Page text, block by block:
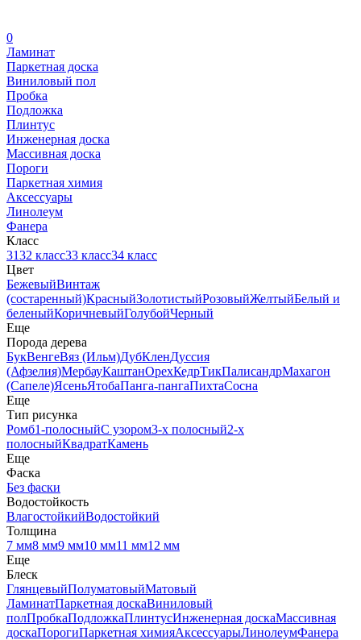
0
Ламинат
Паркетная доска
Виниловый пол
Пробка
Подложка
Плинтус
Инженерная доска
Массивная доска
Пороги
Паркетная химия
Аксессуары
Линолеум
Фанера
Класс
3132 класс33 класс34 класс
Цвет
БежевыйВинтаж
(состаренный)КрасныйЗолотистыйРозовыйЖелтыйБелый и
беленыйКоричневыйГолубойЧерный
Еще
Порода дерева
БукВенгеВяз (Ильм)ДубКленДуссия
(Афзелия)МербауКаштанОрехКедрТикПалисандрМахагон
(Сапеле)ЯсеньЯтобаПанга-пангаПихтаСосна
Еще
Тип рисунка
Ромб1-полосныйС узором3-х полосный2-х
полосныйКвадратКамень
Еще
Фаска
Без фаски
Водостойкость
ВлагостойкийВодостойкий
Толщина
7 мм8 мм9 мм10 мм11 мм12 мм
Еще
Блеск
ГлянцевыйПолуматовыйМатовый
ЛаминатПаркетная доскаВиниловый
полПробкаПодложкаПлинтусИнженерная доскаМассивная
доскаПорогиПаркетная химияАксессуарыЛинолеумФанера